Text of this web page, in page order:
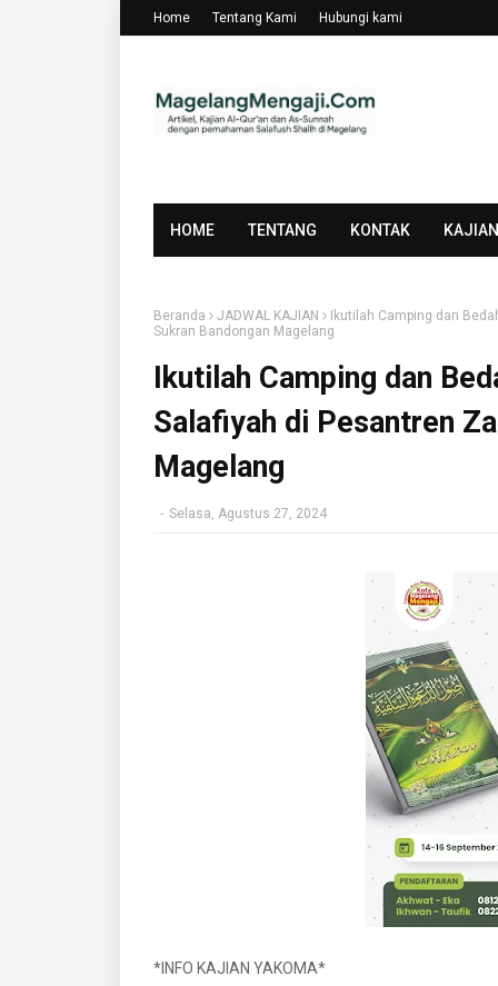
Home Tentang Kami Hubungi kami
HOME TENTANG KONTAK KAJIAN
Beranda JADWAL KAJIAN
Ikutilah Camping dan
Sukran Bandongan Magelang
Ikutilah Camping dan
Salafiyah di Pesantren
Magelang
- Selasa, Agustus 27, 2024
*INFO KAJIAN YAKOMA*